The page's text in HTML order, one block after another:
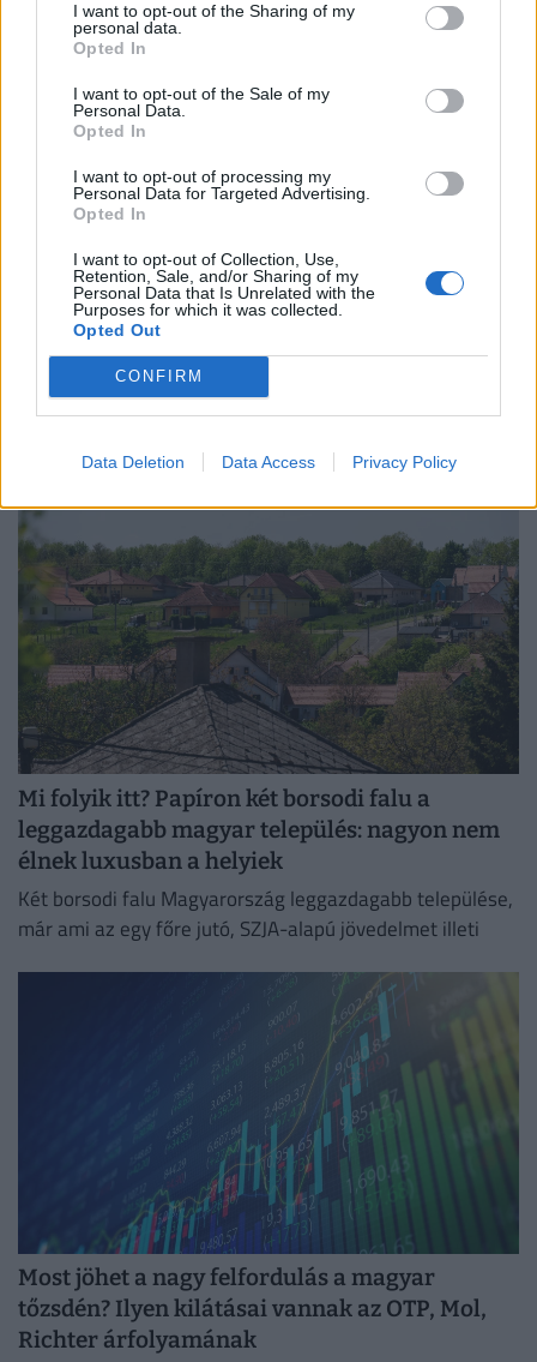
I want to opt-out of the Sharing of my
personal data.
Opted In
I want to opt-out of the Sale of my
Personal Data.
Opted In
I want to opt-out of processing my
Personal Data for Targeted Advertising.
Opted In
I want to opt-out of Collection, Use,
Retention, Sale, and/or Sharing of my
Personal Data that Is Unrelated with the
Purposes for which it was collected.
Opted Out
CONFIRM
Data Deletion Data Access Privacy Policy
Rendkívüli lépés a legnépszerűbb magyar
állampapírnál: milliárdos spórolás indult a
háttérben, erre kevesen számítottak
Az Államadósság-kezelő Központ (ÁKK) július elején több
mint 100 milliárd forint értékben vásárolt vissza magas
kamatozású Fix Magyar Állampapírokat.
Mi folyik itt? Papíron két borsodi falu a
leggazdagabb magyar település: nagyon nem
élnek luxusban a helyiek
Két borsodi falu Magyarország leggazdagabb települése,
már ami az egy főre jutó, SZJA-alapú jövedelmet illeti
Most jöhet a nagy felfordulás a magyar
tőzsdén? Ilyen kilátásai vannak az OTP, Mol,
Richter árfolyamának